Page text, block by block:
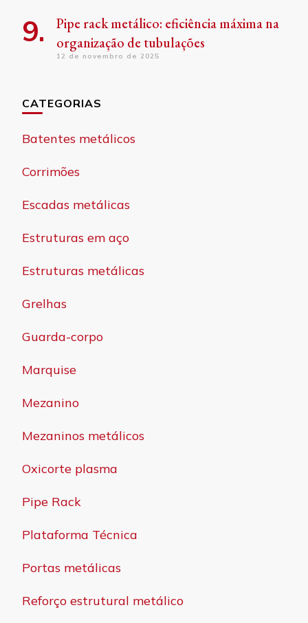
Pipe rack metálico: eficiência máxima na
organização de tubulações
12 de novembro de 2025
CATEGORIAS
Batentes metálicos
Corrimões
Escadas metálicas
Estruturas em aço
Estruturas metálicas
Grelhas
Guarda-corpo
Marquise
Mezanino
Mezaninos metálicos
Oxicorte plasma
Pipe Rack
Plataforma Técnica
Portas metálicas
Reforço estrutural metálico